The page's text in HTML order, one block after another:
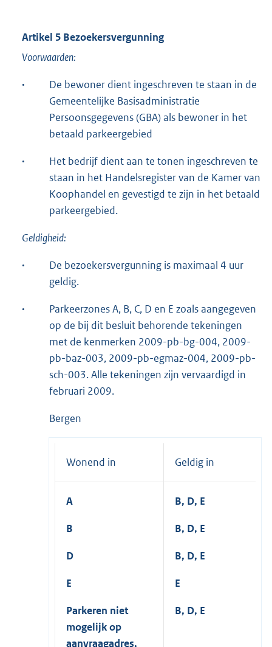
Artikel 5 Bezoekersvergunning
Voorwaarden:
·
De bewoner dient ingeschreven te staan in de
Gemeentelijke Basisadministratie
Persoonsgegevens (GBA) als bewoner in het
betaald parkeergebied
·
Het bedrijf dient aan te tonen ingeschreven te
staan in het Handelsregister van de Kamer van
Koophandel en gevestigd te zijn in het betaald
parkeergebied.
Geldigheid:
·
De bezoekersvergunning is maximaal 4 uur
geldig.
·
Parkeerzones A, B, C, D en E zoals aangegeven
op de bij dit besluit behorende tekeningen
met de kenmerken 2009-pb-bg-004, 2009-
pb-baz-003, 2009-pb-egmaz-004, 2009-pb-
sch-003. Alle tekeningen zijn vervaardigd in
februari 2009.
Bergen
Wonend in Geldig in
A
B
D
E
Parkeren niet
mogelijk op
aanvraagadres,
B, D, E
B, D, E
B, D, E
E
B, D, E